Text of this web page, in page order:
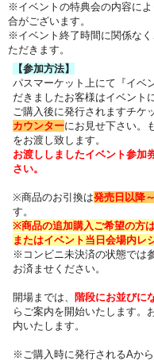
※イベントの特典会の内容に
合がございます。
※イベント終了時間に関係な
ただきます。
【参加方法】
パスマーケット上にて『イベ
だきましたお客様はイベント
ご購入後に発行されますチケ
カウンターにお見せ下さい。
をお渡し致します。
お渡ししましたイベント参加
さい。
※商品のお引換は発売日以降～
す。
※商品の追加購入ご希望の方は
またはイベント当日会場内レ
※コンビニ未決済の状態では
お済ませください。
開場までは、 階段にお並びに
らご案内を開始いたします。
内いたします 。
※ご購入時に発行されるAか